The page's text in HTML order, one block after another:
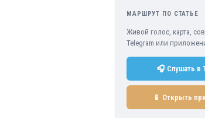
МАРШРУТ ПО СТАТЬЕ
Живой голос, карта,
Telegram или
🎧 Слушать в
📱 Открыть